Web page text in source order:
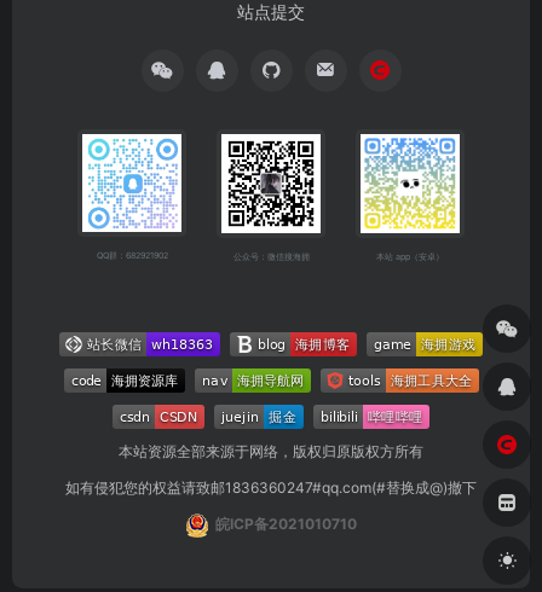
站点提交
QQ群：682921902 公众号：微信搜海拥 本站 app（安卓）
本站资源全部来源于网络，版权归原版权方所有
如有侵犯您的权益请致邮1836360247#qq.com(#替换成@)撤下
皖ICP备2021010710